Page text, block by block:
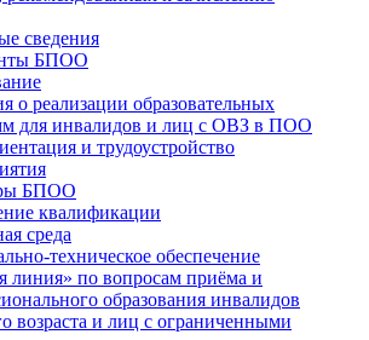
сведения
БПОО
о реализации образовательных
для инвалидов и лиц с ОВЗ в ПОО
и трудоустройство
БПОО
квалификации
среда
техническое обеспечение
линия» по вопросам приёма и
образования инвалидов
возраста и лиц с ограниченными